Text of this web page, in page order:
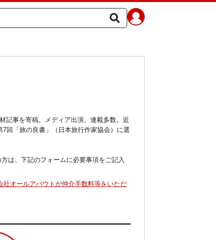
記事を寄稿。メディア出演、連載多数。近
回「旅の良書」（日本旅行作家協会）に選
は、下記のフォームに必要事項をご記入
オールアバウトが仲介手数料等をいただ